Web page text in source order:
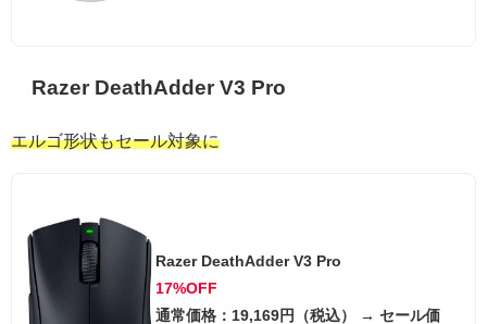
Razer DeathAdder V3 Pro
エルゴ形状もセール対象に
Razer DeathAdder V3 Pro
17%OFF
通常価格：19,169円（税込） → セール価